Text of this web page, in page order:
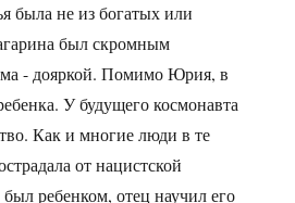
была не из богатых или
был скромным
- дояркой. Помимо Юрия, в
У будущего космонавта
Как и многие люди в те
от нацистской
ребенком, отец научил его